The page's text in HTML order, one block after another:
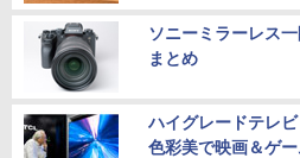
ソニーミラーレス
まとめ
ハイグレードテレ
色彩美で映画＆ゲ